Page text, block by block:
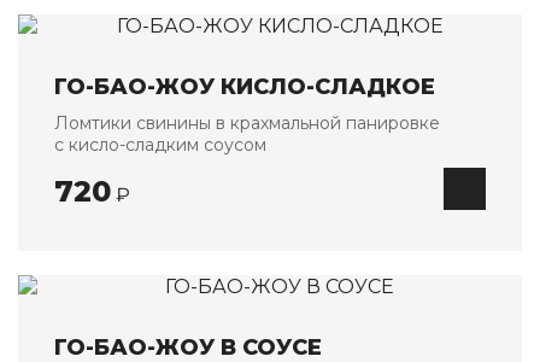
ГО-БАО-ЖОУ КИСЛО-СЛАДКОЕ
Ломтики свинины в крахмальной панировке
с кисло-сладким соусом
720 ₽
ГО-БАО-ЖОУ В СОУСЕ